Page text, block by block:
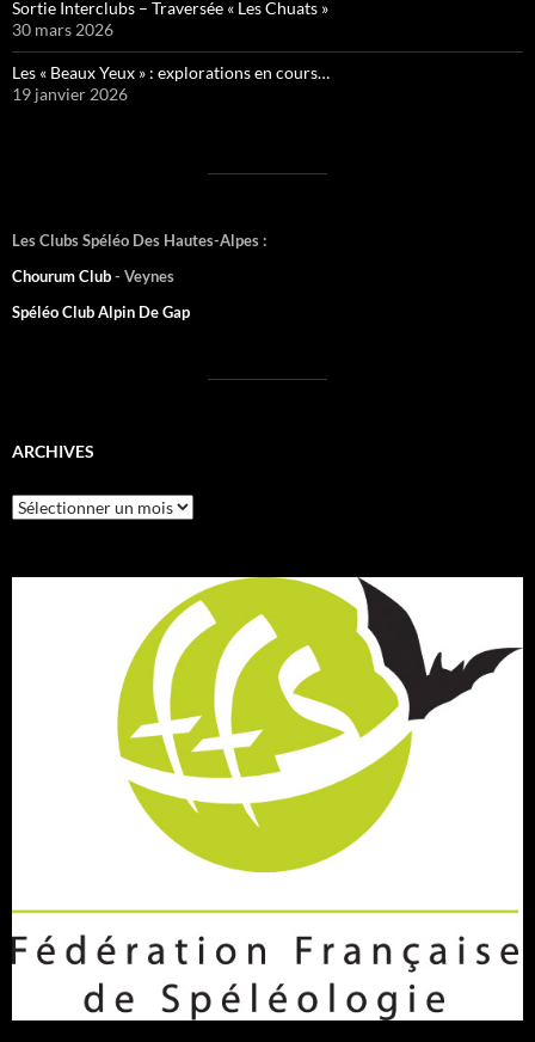
Sortie Interclubs – Traversée « Les Chuats »
30 mars 2026
Les « Beaux Yeux » : explorations en cours…
19 janvier 2026
Les Clubs Spéléo Des Hautes-Alpes :
Chourum Club- Veynes
Spéléo Club Alpin De Gap
ARCHIVES
Archives